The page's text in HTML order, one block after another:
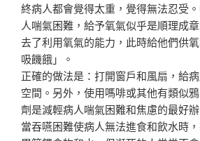
終病人都會覺得太重，覺得無法忍受
人喘氣困難，給予氧氣似乎是順理成
去了利用氧氣的能力，此時給他們供
吸饑餓」。
正確的做法是：打開窗戶和風扇，給
空間。另外，使用嗎啡或其他有類似
劑是減輕病人喘氣困難和焦慮的最好辦
當吞嚥困難使病人無法進食和飲水時